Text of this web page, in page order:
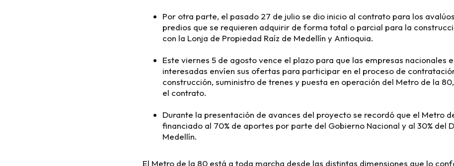
Por otra parte, el pasado 27 de julio se dio inicio al contrato para los avalúos
predios que se requieren adquirir de forma total o parcial para la
con la Lonja de Propiedad Raíz de Medellín y Antioquia.
Este viernes 5 de agosto vence el plazo para que las empresas nacionales
interesadas envíen sus ofertas para participar en el proceso de
construcción, suministro de trenes y puesta en operación del Metro de la
el contrato.
Durante la presentación de avances del proyecto se recordó que el Metro
financiado al 70% de aportes por parte del Gobierno Nacional y al 30% del
Medellín.
El Metro de la 80 está a toda marcha desde las distintas dimensiones que lo